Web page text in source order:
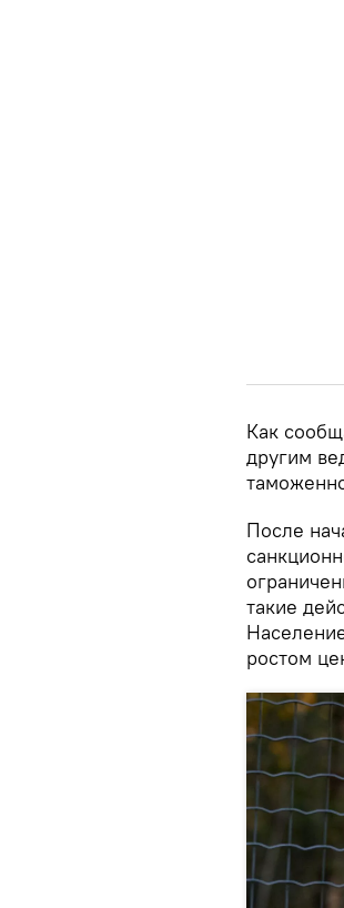
Как
другим
После
такие
ростом